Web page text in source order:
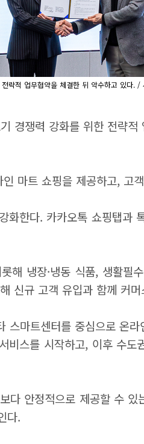
략적 업무협약을 체결한 뒤 악수하고 있다. /
경쟁력 강화를 위한 전략
마트 쇼핑을 제공하고, 고
한다. 카카오톡 쇼핑탭
해 냉장·냉동 식품, 생활
신규 고객 유입과 함께 커
마트센터를 중심으로 온
비스를 시작하고, 이후 수
다 안정적으로 제공할 수
다.